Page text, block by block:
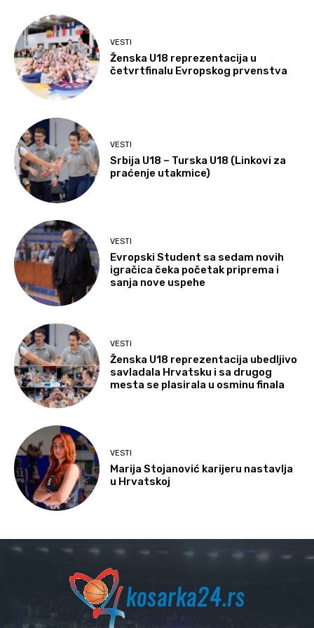
VESTI
Ženska U18 reprezentacija u
četvrtfinalu Evropskog prvenstva
VESTI
Srbija U18 – Turska U18 (Linkovi za
praćenje utakmice)
VESTI
Evropski Student sa sedam novih
igračica čeka početak priprema i
sanja nove uspehe
VESTI
Ženska U18 reprezentacija ubedljivo
savladala Hrvatsku i sa drugog
mesta se plasirala u osminu finala
VESTI
Marija Stojanović karijeru nastavlja
u Hrvatskoj